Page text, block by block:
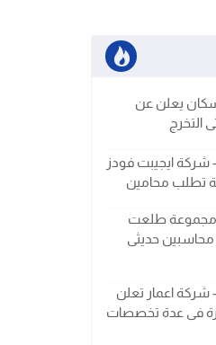
يعلن عن
التخرج
ايجيبت فودز
تطلب محامين
مجموعة طلعت
حديثى
شركة اعمار تعلن
فى عدة تخصصات